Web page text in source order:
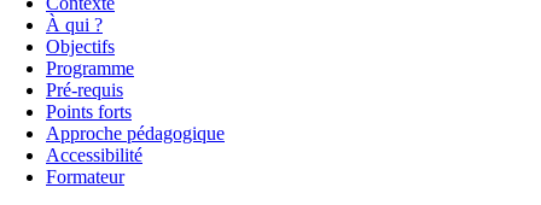
À qui ?
Objectifs
Programme
Pré-requis
Points forts
Approche pédagogique
Accessibilité
Formateur